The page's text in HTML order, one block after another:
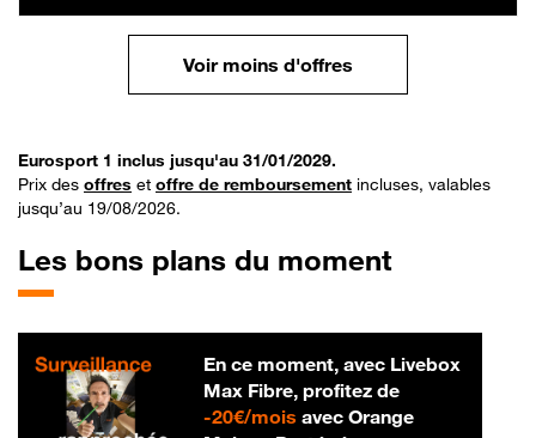
Voir moins d'offres
Eurosport 1 inclus jusqu'au 31/01/2029.
Prix des offres et offre de remboursement incluses, valables
jusqu’au 19/08/2026.
Les bons plans du moment
En ce moment, avec Livebox
Max Fibre, profitez de
-20€/mois20 € par mois
avec Orange